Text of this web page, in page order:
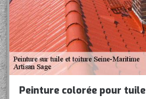
Peinture colorée pour tuile